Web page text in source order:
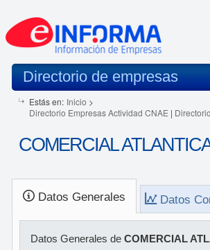
Directorio de empresas
Estás en: Inicio >
Directorio Empresas Actividad CNAE |
COMERCIAL
Datos Generales Datos
Datos Generales de COMERCIAL